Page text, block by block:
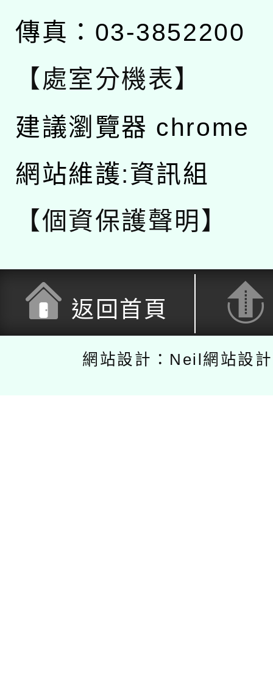
傳真：03-3852200
【處室分機表】
建議瀏覽器 chrome
網站維護:資訊組
【個資保護聲明】
返回首頁
網站設計：Neil網站設